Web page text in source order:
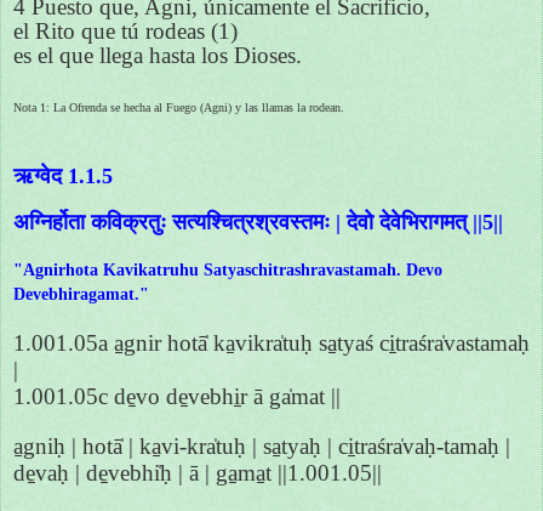
4 Puesto que, Agni, únicamente el Sacrificio,
el Rito que tú rodeas (1)
es el que llega hasta los Dioses.
Nota 1: La Ofrenda se hecha al Fuego (Agni) y las llamas la rodean.
ऋग्वेद 1.1.5
अग्निर्होता कविक्रतुः सत्यश्चित्रश्रवस्तमः | देवो देवेभिरागमत् ||5||
"Agnirhota Kavikatruhu Satyaschitrashravastamah. Devo
Devebhiragamat."
1.001.05a a̱gnir hotā̍ ka̱vikra̍tuḥ sa̱tyaś ci̱traśra̍vastamaḥ
|
1.001.05c de̱vo de̱vebhi̱r ā ga̍mat ||
a̱gniḥ | hotā̍ | ka̱vi-kra̍tuḥ | sa̱tyaḥ | ci̱traśra̍vaḥ-tamaḥ |
de̱vaḥ | de̱vebhi̍ḥ | ā | ga̱ma̱t ||1.001.05||